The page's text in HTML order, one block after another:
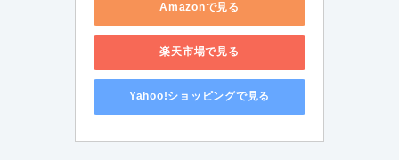
Amazonで見る
楽天市場で見る
Yahoo!ショッピングで見る